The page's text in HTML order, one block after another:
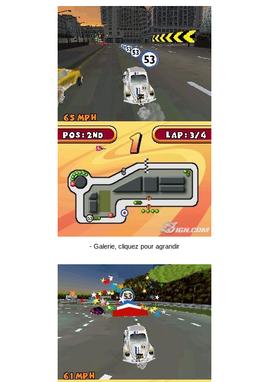
- Galerie, cliquez pour agrandir